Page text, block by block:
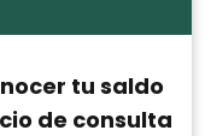
tu saldo
de consulta